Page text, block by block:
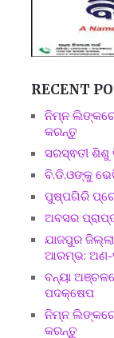
RECENT
ନିମ୍ନ
କରନ୍ତୁ
ସରସ୍ଵତୀ ଶିଶୁ
ବି.ଡି.ଓଙ୍କୁ
ପୁଷ୍ପଗିରି
ଅବସର
ଯାଜପୁର
ଆରମ୍ଭ: ଅଣ-
ବନ୍ୟା
ପଦକ୍ଷେପ
ନିମ୍ନ
କରନ୍ତୁ